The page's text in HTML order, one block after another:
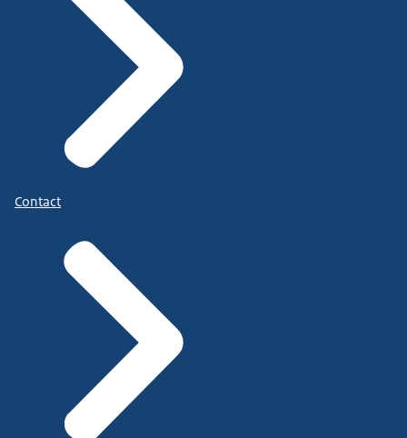
Contact